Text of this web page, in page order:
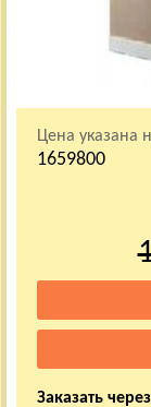
Цена указана
1659800
Заказать